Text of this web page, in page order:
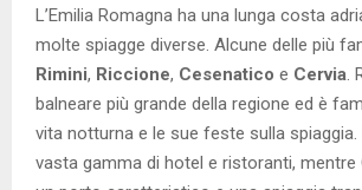
L’Emilia Romagna ha una lunga costa
molte spiagge diverse. Alcune delle più
Rimini, Riccione, Cesenatico e Cervia.
balneare più grande della regione ed è
vita notturna e le sue feste sulla spiaggia.
vasta gamma di hotel e ristoranti, mentre